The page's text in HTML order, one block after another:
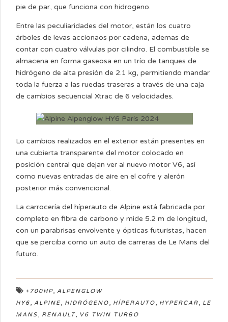
pie de par, que funciona con hidrogeno.
Entre las peculiaridades del motor, están los cuatro
árboles de levas accionaos por cadena, ademas de
contar con cuatro válvulas por cilindro. El combustible se
almacena en forma gaseosa en un trío de tanques de
hidrógeno de alta presión de 2.1 kg, permitiendo mandar
toda la fuerza a las ruedas traseras a través de una caja
de cambios secuencial Xtrac de 6 velocidades.
Lo cambios realizados en el exterior están presentes en
una cubierta transparente del motor colocado en
posición central que dejan ver al nuevo motor V6, así
como nuevas entradas de aire en el cofre y alerón
posterior más convencional.
La carrocería del híperauto de Alpine está fabricada por
completo en fibra de carbono y mide 5.2 m de longitud,
con un parabrisas envolvente y ópticas futuristas, hacen
que se perciba como un auto de carreras de Le Mans del
futuro.
+700HP, ALPENGLOW
HY6, ALPINE, HIDRÓGENO, HÍPERAUTO, HYPERCAR, LE
MANS, RENAULT, V6 TWIN TURBO